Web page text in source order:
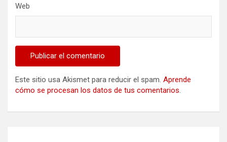
Web
Este sitio usa Akismet para reducir el spam. Aprende
cómo se procesan los datos de tus comentarios.